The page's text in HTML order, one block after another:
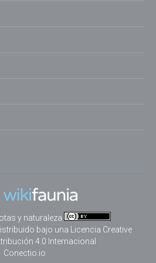
y naturaleza
bajo una
Licencia Creative
4.0 Internacional
Conectio.io